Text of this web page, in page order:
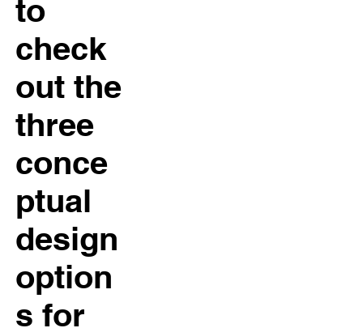
to
check
out the
three
conce
ptual
design
option
s for